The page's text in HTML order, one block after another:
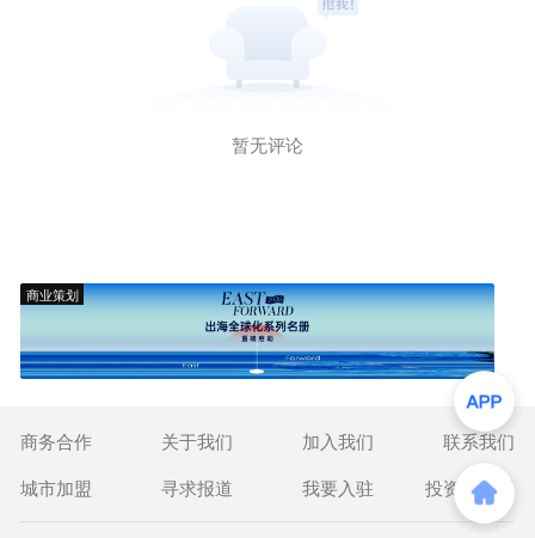
暂无评论
商业策划
商务合作 关于我们 加入我们
联系我们
城市加盟
寻求报道 我要入驻 投资者关系